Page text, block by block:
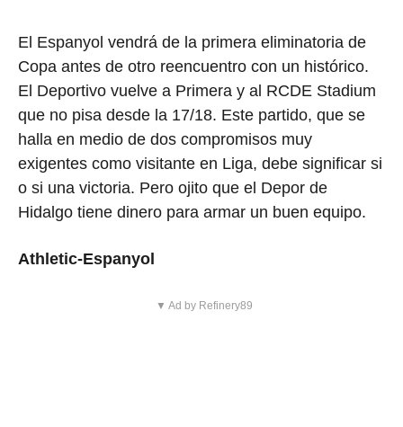
El Espanyol vendrá de la primera eliminatoria de
Copa antes de otro reencuentro con un histórico.
El Deportivo vuelve a Primera y al RCDE Stadium
que no pisa desde la 17/18. Este partido, que se
halla en medio de dos compromisos muy
exigentes como visitante en Liga, debe significar si
o si una victoria. Pero ojito que el Depor de
Hidalgo tiene dinero para armar un buen equipo.
Athletic-Espanyol
▼ Ad by Refinery89